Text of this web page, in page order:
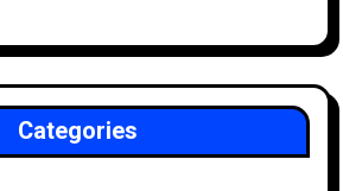
Categories